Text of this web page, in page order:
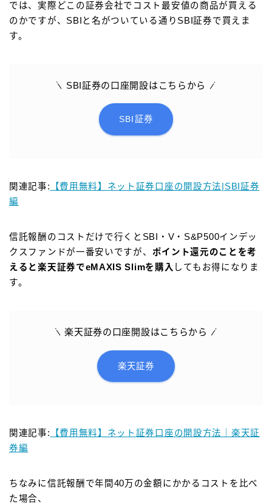
では、実際どこの証券会社でコスト最安値の商品が買える
のかですが、SBIと名がついている通りSBI証券で買えま
す。
SBI証券の口座開設はこちらから
SBI証券
関連記事: 【費用無料】ネット証券口座の開設方法|SBI証券
編
信託報酬のコストだけで行くとSBI・V・S&P500インデッ
クスファンドが一番安いですが、 ポイント還元のことを考
えると楽天証券でeMAXIS Slimを購入 してもお得になりま
す。
楽天証券の口座開設はこちらから
楽天証券
関連記事: 【費用無料】ネット証券口座の開設方法｜楽天証
券編
ちなみに信託報酬で年間40万の金額にかかるコストを比べ
た場合、